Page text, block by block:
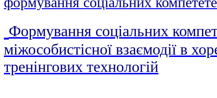
Формування соціальних
міжособистісної взаємодії в
тренінгових технологій